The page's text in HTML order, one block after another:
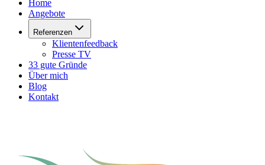
Home
Angebote
Referenzen
Klientenfeedback
Presse TV
33 gute Gründe
Über mich
Blog
Kontakt